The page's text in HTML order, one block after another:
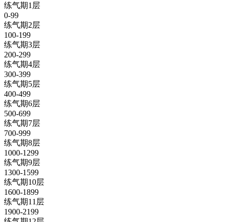
练气期1层
0-99
练气期2层
100-199
练气期3层
200-299
练气期4层
300-399
练气期5层
400-499
练气期6层
500-699
练气期7层
700-999
练气期8层
1000-1299
练气期9层
1300-1599
练气期10层
1600-1899
练气期11层
1900-2199